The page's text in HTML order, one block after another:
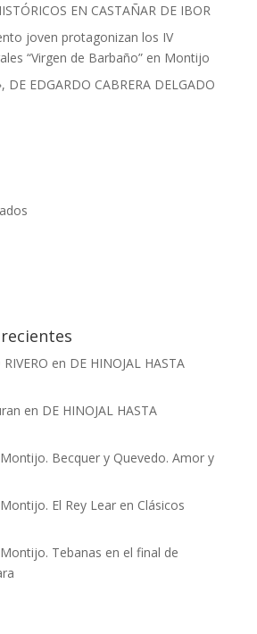
EN CASTAÑAR DE IBOR
joven protagonizan los IV
“Virgen de Barbaño” en Montijo
DE EDGARDO CABRERA DELGADO
en DE HINOJAL HASTA
en DE HINOJAL HASTA
Montijo. Becquer y Quevedo. Amor y
Montijo. El Rey Lear en Clásicos
Montijo. Tebanas en el final de